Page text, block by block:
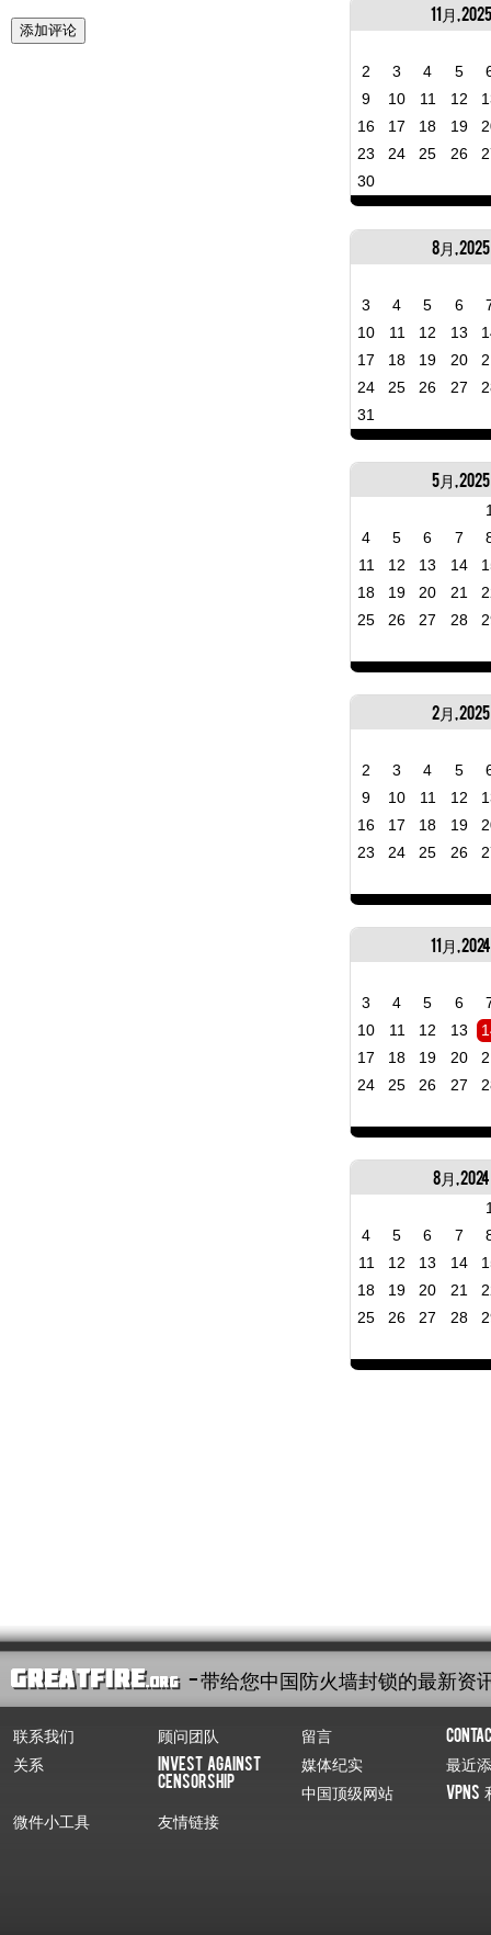
11月, 2025
2 3 4 5
9
10 11 12
16
17 18 19
23
24 25 26
30
8月, 2025
3 4 5 6
10
11 12 13
17
18 19 20
24
25 26 27
31
5月, 2025
4
5 6 7
11
12 13 14
18
19 20 21
25
26 27 28
2月, 2025
2 3 4 5
9
10 11 12
16
17 18 19
23
24 25 26
11月, 2024
3 4 5 6
10
11 12 13
17
18 19 20
24
25 26 27
8月, 2024
4
5 6 7
11
12 13 14
18
19 20 21
25
26 27 28
- 带给您中国防火墙封锁的最新资
联系我们 顾问团队 留言
关系
Invest Against
Censorship
媒体纪实
最近
中国顶级网站
VPNs
微件小工具
友情链接